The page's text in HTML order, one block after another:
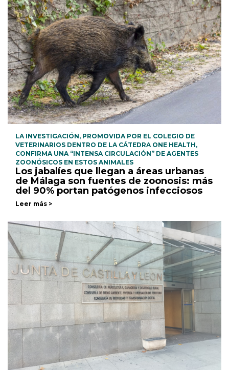
LA INVESTIGACIÓN, PROMOVIDA POR EL COLEGIO DE
VETERINARIOS DENTRO DE LA CÁTEDRA ONE HEALTH,
CONFIRMA UNA “INTENSA CIRCULACIÓN” DE AGENTES
ZOONÓSICOS EN ESTOS ANIMALES
Los jabalíes que llegan a áreas urbanas
de Málaga son fuentes de zoonosis: más
del 90% portan patógenos infecciosos
Leer más >